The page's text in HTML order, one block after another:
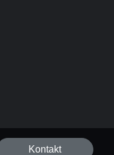
Kontakt